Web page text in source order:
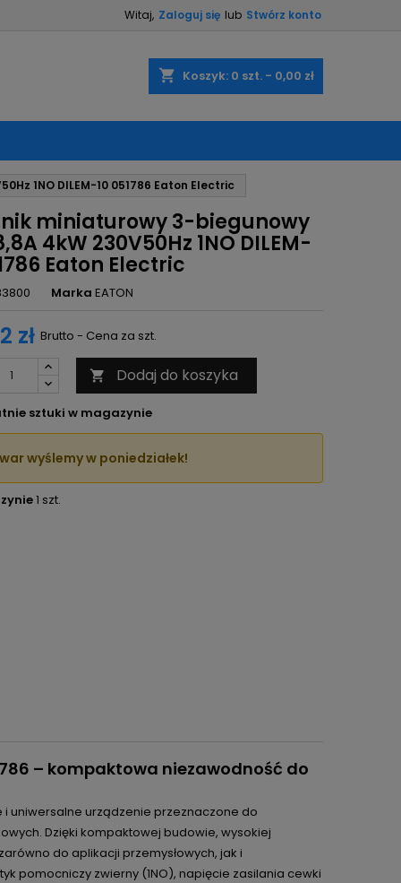
Witaj, Zaloguj się lub Stwórz konto
shopping_cart Koszyk: 0 szt. - 0,00 zł
1NO DILEM-10 051786 Eaton Electric
miniaturowy 3-biegunowy
4kW 230V50Hz 1NO DILEM-
Eaton Electric
Marka EATON
zł Brutto - Cena za szt.
 Dodaj do koszyka
sztuki w magazynie
wyślemy w poniedziałek!
1 szt.
– kompaktowa niezawodność do
i uniwersalne urządzenie przeznaczone do
Dzięki kompaktowej budowie, wysokiej
do aplikacji przemysłowych, jak i
pomocniczy zwierny (1NO), napięcie zasilania cewki